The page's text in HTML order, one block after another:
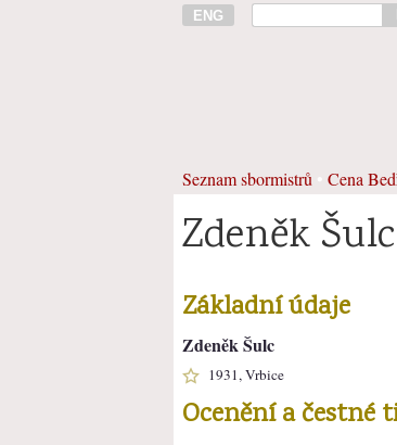
ENG
Seznam sbormistrů Cena
Zdeněk Šulc
Základní údaje
Zdeněk Šulc
1931, Vrbice
Ocenění a čestné